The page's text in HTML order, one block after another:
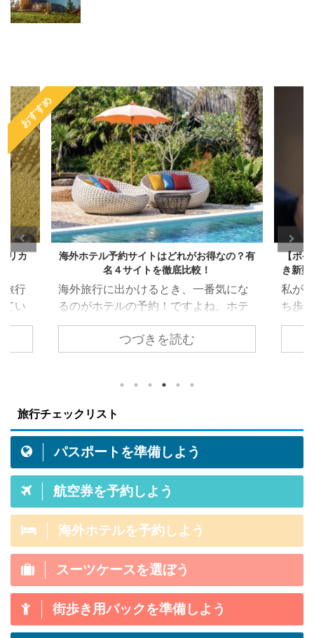
おすすめ
の？有
にな
ホテ
い出
較し
４つ
は世
世界
載ホ
万人
てい
り ...
【ポケトークS 使ってみた】待望のカメラ付
き新型翻訳機レビュー！翻訳性能・評判は？
私が海外旅行の必需品としていつも持
ち歩いている翻訳機「ポケトーク」
に、カメラ付きの新型「ポケトーク
S（POCKETALK S）」が登場しまし
た。 早速、購入して使ってみたのでレ
ークSってどこがすごいの？ 設定は難
しい？機械苦手でも使いこなせる？ 翻
訳性能は普通に使えるレベルなの？ こ
の記事では、ポケトークSの気になる疑
問を一つずつ使いながら解説していき
ます。 結論から言うと、「これ１台持
ってると海外旅行での言語の不安が消
えます！」 そして設定や使い方もすご
く簡単！もはや ...
つづきを読む
「
なる
先日9
ンプ
感じ
Brave
旅行チェックリスト
パスポートを準備しよう
航空券を予約しよう
海外ホテルを予約しよう
スーツケースを選ぼう
街歩き用バックを準備しよう